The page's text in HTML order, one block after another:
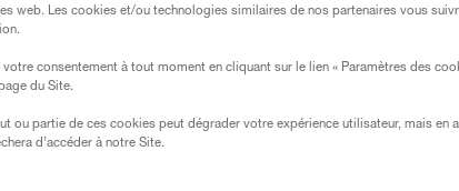
et un entraînement spécifique. Validez avec
seul, en toute sécurité, avant de la
à votre activité. Il peut en exister d’autres que
tous deux guides de haute montagne, nous
web. Les cookies et/ou technologies similaires de nos partenaires vous
votre consentement à tout moment en cliquant sur le lien « Paramètres des
du Site.
ou partie de ces cookies peut dégrader votre expérience utilisateur, mais en
d’accéder à notre Site.